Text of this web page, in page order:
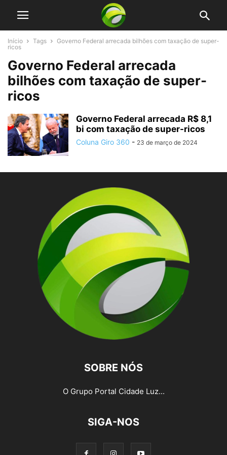
Início Tags
Governo Federal arrecada bilhões com taxação de super-
ricos
Governo Federal arrecada
bilhões com taxação de super-
ricos
Governo Federal arrecada R$ 8,1
bi com taxação de super-ricos
Coluna Giro 360 - 23 de março de 2024
SOBRE NÓS
O Grupo Portal Cidade Luz...
SIGA-NOS